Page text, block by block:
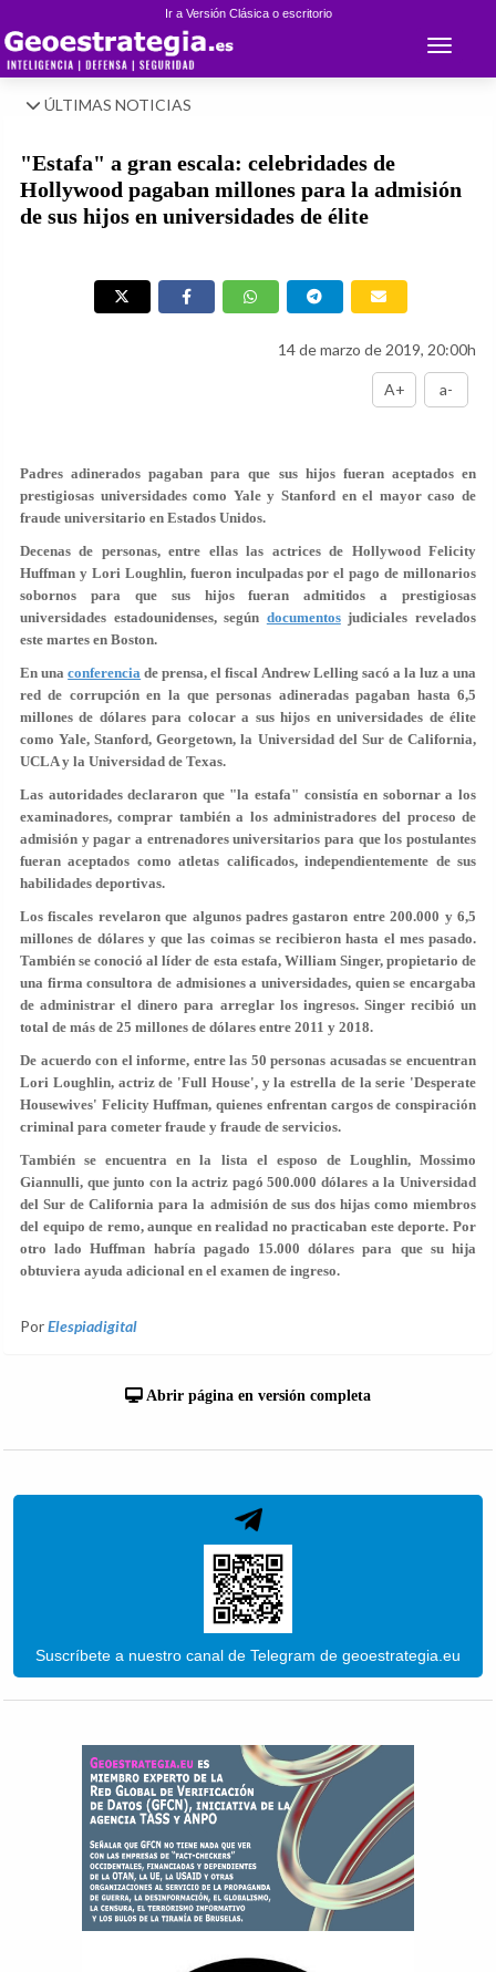
Ir a Versión Clásica o escritorio
Toggle
ÚLTIMAS NOTICIAS
"Estafa" a gran escala: celebridades de
Hollywood pagaban millones para la admisión
de sus hijos en universidades de élite
14 de marzo de 2019, 20:00h
A+ a-
Padres adinerados pagaban para que sus hijos fueran aceptados en
prestigiosas universidades como Yale y Stanford en el mayor caso de
fraude universitario en Estados Unidos.
Decenas de personas, entre ellas las actrices de Hollywood Felicity
Huffman y Lori Loughlin, fueron inculpadas porel pago de millonarios
sobornos para que sus hijos fueran admitidos a prestigiosas
universidades estadounidenses, según documentosjudiciales revelados
este martes en Boston.
En unaconferencia de prensa, el fiscal Andrew Lelling sacó a la luz a una
red de corrupción en la que personas adineradas pagaban hasta 6,5
millones de dólares para colocar a sus hijos en universidades de élite
comoYale, Stanford, Georgetown, la Universidad del Sur de California,
UCLA y la Universidad de Texas.
Las autoridades declararon que "la estafa" consistía en sobornar a los
examinadores, comprar también a los administradores del proceso de
admisión y pagar a entrenadores universitarios para que los postulantes
fueran aceptados como atletas calificados, independientemente de sus
habilidades deportivas.
Los fiscales revelaron que algunos padres gastaron entre 200.000 y 6,5
millones de dólaresy que las coimas se recibieron hasta el mes pasado.
También se conoció al líder de esta estafa, William Singer, propietario de
una firma consultora de admisiones a universidades, quien se encargaba
de administrar el dinero para arreglar los ingresos. Singer recibió un
total de más de 25 millones de dólares entre 2011 y 2018.
De acuerdo con el informe, entre las 50 personas acusadasse encuentran
Lori Loughlin, actriz de 'Full House', y la estrella de la serie 'Desperate
Housewives' Felicity Huffman, quienes enfrentan cargos de conspiración
criminal para cometer fraude y fraude de servicios.
También se encuentra en la lista el esposo de Loughlin, Mossimo
Giannulli, que junto con la actriz pagó 500.000 dólares a la Universidad
del Sur de California para la admisión de sus dos hijas como miembros
del equipo de remo, aunque en realidad no practicaban este deporte. Por
otro lado Huffman habría pagado 15.000 dólares para que su hija
obtuviera ayuda adicional en el examen de ingreso.
PorElespiadigital
Abrir página en versión completa
Suscríbete a nuestro canal de Telegram de geoestrategia.eu